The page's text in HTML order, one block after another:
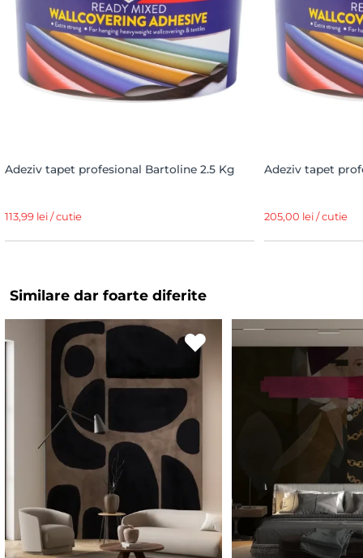
Adeziv tapet profesional Bartoline 2.5 Kg
113,99 lei / cutie
Adeziv tapet
205,00 lei / cutie
Similare dar foarte diferite